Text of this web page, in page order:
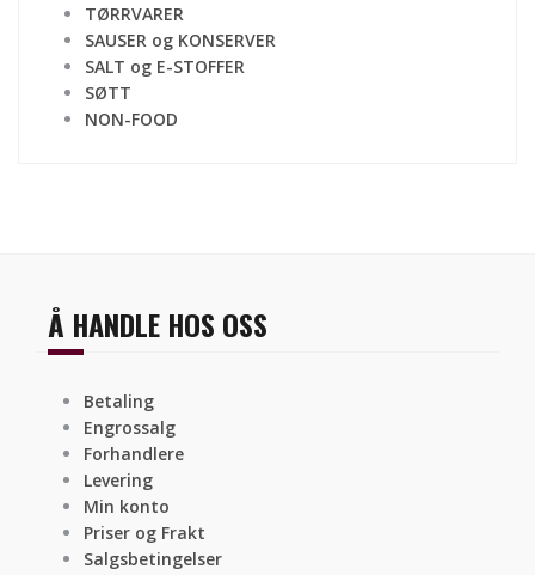
TØRRVARER
SAUSER og KONSERVER
SALT og E-STOFFER
SØTT
NON-FOOD
Å HANDLE HOS OSS
Betaling
Engrossalg
Forhandlere
Levering
Min konto
Priser og Frakt
Salgsbetingelser